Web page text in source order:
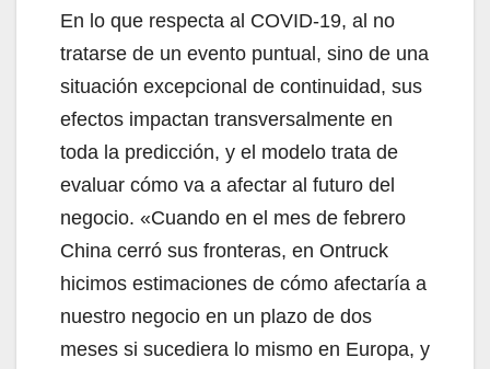
En lo que respecta al COVID-19, al no
tratarse de un evento puntual, sino de una
situación excepcional de continuidad, sus
efectos impactan transversalmente en
toda la predicción, y el modelo trata de
evaluar cómo va a afectar al futuro del
negocio. «Cuando en el mes de febrero
China cerró sus fronteras, en Ontruck
hicimos estimaciones de cómo afectaría a
nuestro negocio en un plazo de dos
meses si sucediera lo mismo en Europa, y